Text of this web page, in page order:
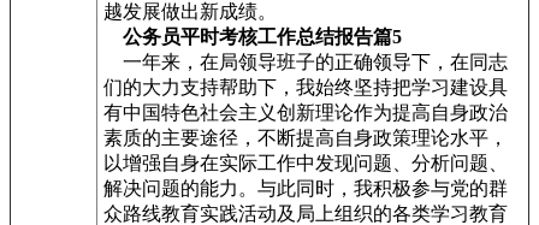
越发展做出新成绩。
公务员平时考核工作总结报告篇5
一年来，在局领导班子的正确领导下，在同志
们的大力支持帮助下，我始终坚持把学习建设具
有中国特色社会主义创新理论作为提高自身政治
素质的主要途径，不断提高自身政策理论水平，
以增强自身在实际工作中发现问题、分析问题、
解决问题的能力。与此同时，我积极参与党的群
众路线教育实践活动及局上组织的各类学习教育